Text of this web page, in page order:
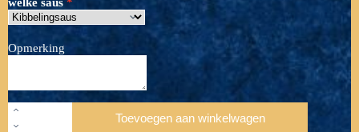
Opmerking
Portie
Toevoegen aan winkelwagen